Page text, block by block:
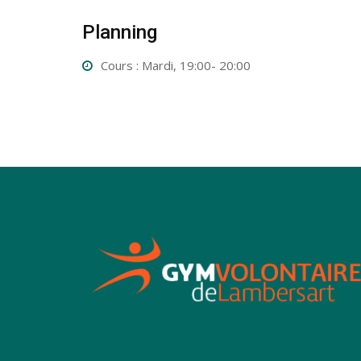
Planning
Cours : Mardi, 19:00- 20:00